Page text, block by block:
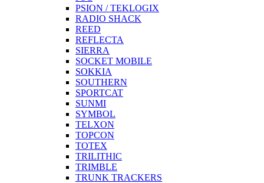
PSION / TEKLOGIX
RADIO SHACK
REED
REFLECTA
SIERRA
SOCKET MOBILE
SOKKIA
SOUTHERN
SPORTCAT
SUNMI
SYMBOL
TELXON
TOPCON
TOTEX
TRILITHIC
TRIMBLE
TRUNK TRACKERS